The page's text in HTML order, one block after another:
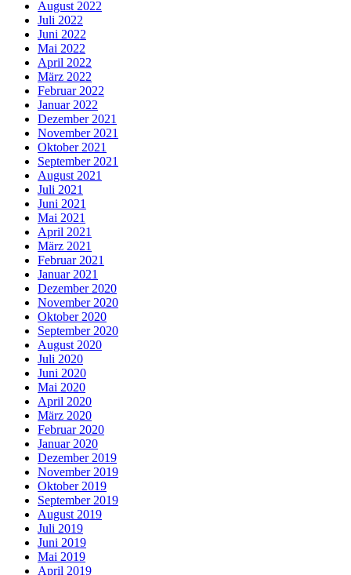
August 2022
Juli 2022
Juni 2022
Mai 2022
April 2022
März 2022
Februar 2022
Januar 2022
Dezember 2021
November 2021
Oktober 2021
September 2021
August 2021
Juli 2021
Juni 2021
Mai 2021
April 2021
März 2021
Februar 2021
Januar 2021
Dezember 2020
November 2020
Oktober 2020
September 2020
August 2020
Juli 2020
Juni 2020
Mai 2020
April 2020
März 2020
Februar 2020
Januar 2020
Dezember 2019
November 2019
Oktober 2019
September 2019
August 2019
Juli 2019
Juni 2019
Mai 2019
April 2019